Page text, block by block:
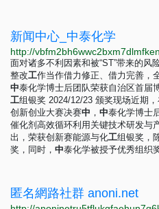
新闻中心_中泰化学
面对诸多不利因素和被“ST”带来的风
整改工作当作借力修正、借力完善
中泰化学博士后团队荣获自治区首届
工组银奖 2024/12/23 颁奖现场近期
创新创业大赛决赛中 ， 中泰化学博士
催化剂高效循环利用关键技术研发与
出，荣获创新赛能源与化工组银奖，
奖，同时， 中泰化学被授予优秀组织奖
匿名網路社群 anoni.net